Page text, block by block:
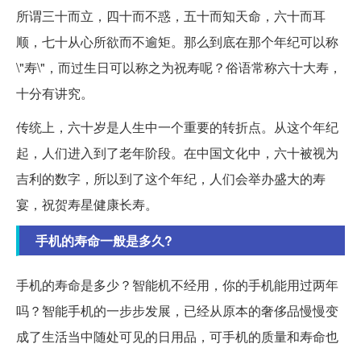
所谓三十而立，四十而不惑，五十而知天命，六十而耳
顺，七十从心所欲而不逾矩。那么到底在那个年纪可以称
\"寿\"，而过生日可以称之为祝寿呢？俗语常称六十大寿，
十分有讲究。
传统上，六十岁是人生中一个重要的转折点。从这个年纪
起，人们进入到了老年阶段。在中国文化中，六十被视为
吉利的数字，所以到了这个年纪，人们会举办盛大的寿
宴，祝贺寿星健康长寿。
手机的寿命一般是多久?
手机的寿命是多少？智能机不经用，你的手机能用过两年
吗？智能手机的一步步发展，已经从原本的奢侈品慢慢变
成了生活当中随处可见的日用品，可手机的质量和寿命也